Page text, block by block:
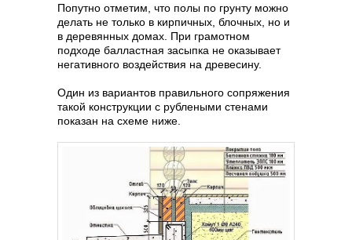
Попутно отметим, что полы по грунту можно
делать не только в кирпичных, блочных, но и
в деревянных домах. При грамотном
подходе балластная засыпка не оказывает
негативного воздействия на древесину.
Один из вариантов правильного сопряжения
такой конструкции с рублеными стенами
показан на схеме ниже.